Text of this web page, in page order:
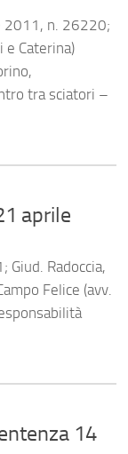
2011, n. 26220;
e Caterina)
tra sciatori –
aprile
Giud. Radoccia,
Felice (avv.
14